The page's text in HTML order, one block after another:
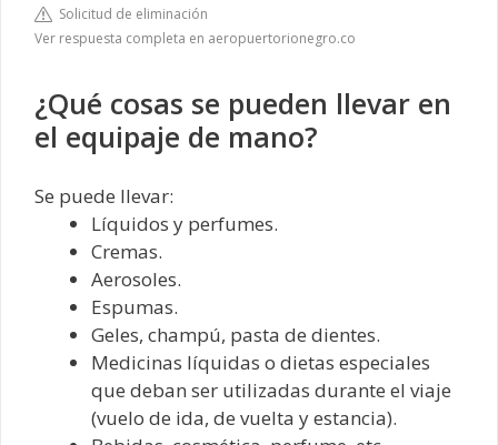
Solicitud de eliminación
Ver respuesta completa en aeropuertorionegro.co
¿Qué cosas se pueden llevar en
el equipaje de mano?
Se puede llevar:
Líquidos y perfumes.
Cremas.
Aerosoles.
Espumas.
Geles, champú, pasta de dientes.
Medicinas líquidas o dietas especiales
que deban ser utilizadas durante el viaje
(vuelo de ida, de vuelta y estancia).